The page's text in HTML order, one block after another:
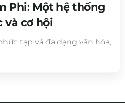
Phi: Một hệ thống
và cơ hội
tạp và đa dạng văn hóa,